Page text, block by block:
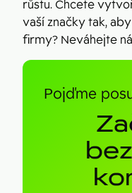
růstu. Chcete
vaší značky tak,
firmy? Neváhejte
Pojďme